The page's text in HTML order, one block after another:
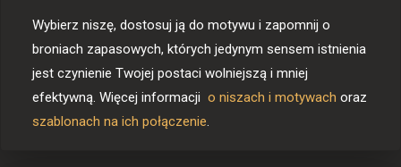
Wybierz niszę, dostosuj ją do motywu i zapomnij o
broniach zapasowych, których jedynym sensem istnienia
jest czynienie Twojej postaci wolniejszą i mniej
efektywną. Więcej informacji o niszach i motywach
szablonach na ich połączenie